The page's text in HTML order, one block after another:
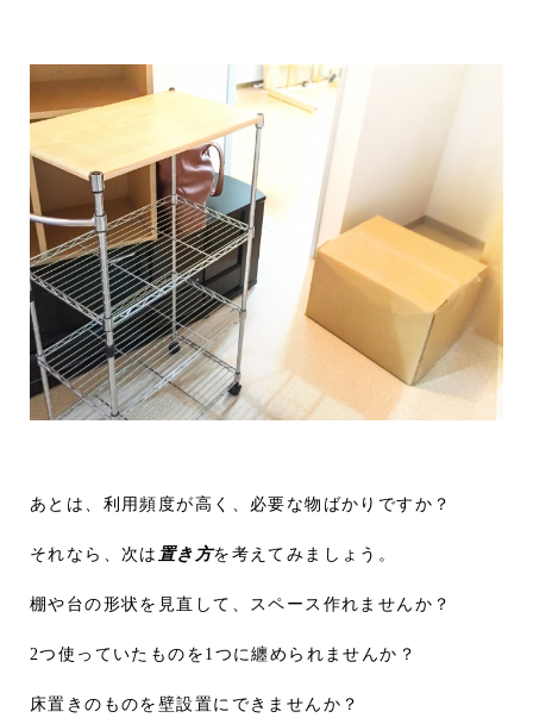
あとは、利用頻度が高く、必要な物ばかりですか？
それなら、次は 置き方を考えてみましょう。
棚や台の形状を見直して、スペース作れませんか？
2つ使っていたものを1つに纏められませんか？
床置きのものを壁設置にできませんか？